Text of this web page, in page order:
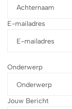
E-mailadres
Onderwerp
Jouw Bericht